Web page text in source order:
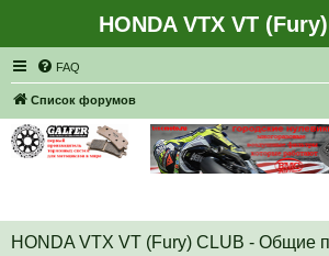
HONDA VTX VT
FAQ
Список форумов
HONDA VTX VT (Fury) CLUB - Общие